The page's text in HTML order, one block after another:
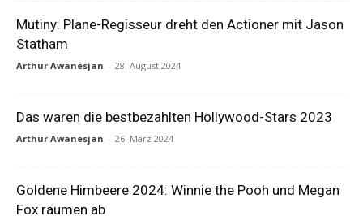
Mutiny: Plane-Regisseur dreht den Actioner mit Jason
Statham
Arthur Awanesjan - 28. August 2024
Das waren die bestbezahlten Hollywood-Stars 2023
Arthur Awanesjan - 26. März 2024
Goldene Himbeere 2024: Winnie the Pooh und Megan
Fox räumen ab